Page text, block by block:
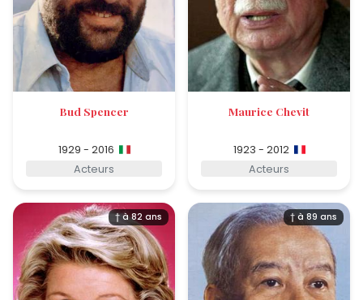
Bud Spencer
1929 - 2016
Acteurs
Maurice Chevit
1923 - 2012
Acteurs
† à 82 ans † à 89 ans